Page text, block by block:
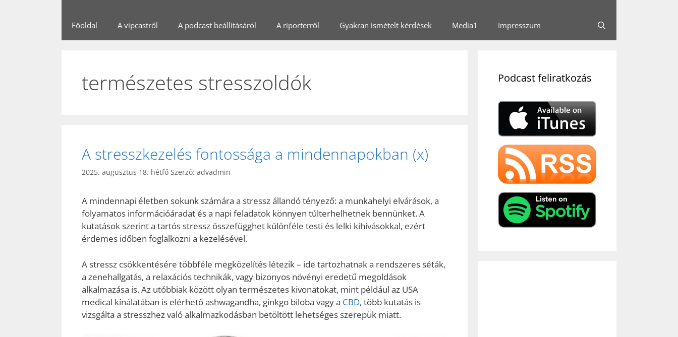
Főoldal A vipcastről A podcast beállításáról A riporterről Gyakran ismételt kérdések Media1 Impresszum
természetes stresszoldók
A stresszkezelés fontossága a mindennapokban (x)
2025. augusztus 18. hétfő Szerző: advadmin
A mindennapi életben sokunk számára a stressz állandó tényező: a munkahelyi elvárások, a
folyamatos információáradat és a napi feladatok könnyen túlterhelhetnek bennünket. A
kutatások szerint a tartós stressz összefügghet különféle testi és lelki kihívásokkal, ezért
érdemes időben foglalkozni a kezelésével.
A stressz csökkentésére többféle megközelítés létezik – ide tartozhatnak a rendszeres séták,
a zenehallgatás, a relaxációs technikák, vagy bizonyos növényi eredetű megoldások
alkalmazása is. Az utóbbiak között olyan természetes kivonatokat, mint például az USA
medical kínálatában is elérhető ashwagandha, ginkgo biloba vagy a CBD, több kutatás is
vizsgálta a stresszhez való alkalmazkodásban betöltött lehetséges szerepük miatt.
Podcast feliratkozás